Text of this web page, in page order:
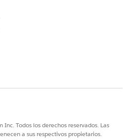
SU PROBLEMA?
Todos los derechos reservados. Las
a sus respectivos propietarios.